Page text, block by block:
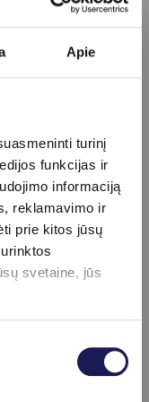
Apie
turinį
funkcijas ir
informaciją
reklamavimo ir
prie kitos jūsų
svetaine, jūs
viruso, todėl ji
prieš
pasitarti su
ligų.
infekciją?
infekcijos ar
infekcijų ir kitų
rodo, kad